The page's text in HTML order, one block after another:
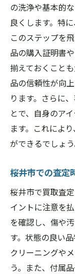
の洗浄や基本的
良くします。特
このステップを
品の購入証明書
揃えておくこと
品の信頼性が向
ります。さらに
とで、自身のア
ます。これによ
ができるでしょう
桜井市での査定
桜井市で買取査
イントに注意を
を確認し、傷や
す。状態の良い
クリーニングや
う。また、付属